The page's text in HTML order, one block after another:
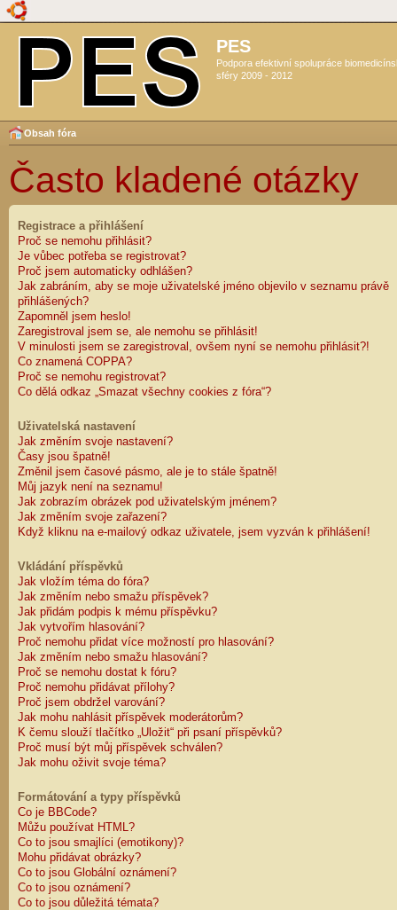
PES
Podpora efektivní spolupráce
sféry 2009 - 2012
Obsah fóra
Často kladené otázky
Registrace a přihlášení
Proč se nemohu přihlásit?
Je vůbec potřeba se registrovat?
Proč jsem automaticky odhlášen?
Jak zabráním, aby se moje uživatelské jméno objevilo v seznamu právě
přihlášených?
Zapomněl jsem heslo!
Zaregistroval jsem se, ale nemohu se přihlásit!
V minulosti jsem se zaregistroval, ovšem nyní se nemohu přihlásit?!
Co znamená COPPA?
Proč se nemohu registrovat?
Co dělá odkaz „Smazat všechny cookies z fóra“?
Uživatelská nastavení
Jak změním svoje nastavení?
Časy jsou špatně!
Změnil jsem časové pásmo, ale je to stále špatně!
Můj jazyk není na seznamu!
Jak zobrazím obrázek pod uživatelským jménem?
Jak změním svoje zařazení?
Když kliknu na e-mailový odkaz uživatele, jsem vyzván k přihlášení!
Vkládání příspěvků
Jak vložím téma do fóra?
Jak změním nebo smažu příspěvek?
Jak přidám podpis k mému příspěvku?
Jak vytvořím hlasování?
Proč nemohu přidat více možností pro hlasování?
Jak změním nebo smažu hlasování?
Proč se nemohu dostat k fóru?
Proč nemohu přidávat přílohy?
Proč jsem obdržel varování?
Jak mohu nahlásit příspěvek moderátorům?
K čemu slouží tlačítko „Uložit“ při psaní příspěvků?
Proč musí být můj příspěvek schválen?
Jak mohu oživit svoje téma?
Formátování a typy příspěvků
Co je BBCode?
Můžu používat HTML?
Co to jsou smajlíci (emotikony)?
Mohu přidávat obrázky?
Co to jsou Globální oznámení?
Co to jsou oznámení?
Co to jsou důležitá témata?